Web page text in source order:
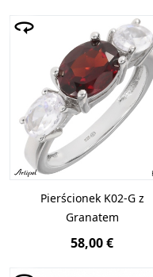
Pierścionek K02-G z
Granatem
58,00 €